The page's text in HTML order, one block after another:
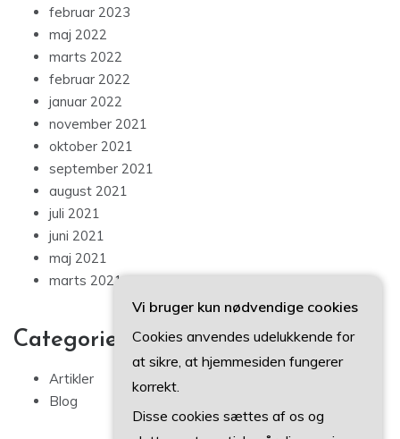
februar 2023
maj 2022
marts 2022
februar 2022
januar 2022
november 2021
oktober 2021
september 2021
august 2021
juli 2021
juni 2021
maj 2021
marts 2021
Categories
Artikler
Blog
Vi bruger kun nødvendige cookies
Cookies anvendes udelukkende for
at sikre, at hjemmesiden fungerer
korrekt.
Disse cookies sættes af os og